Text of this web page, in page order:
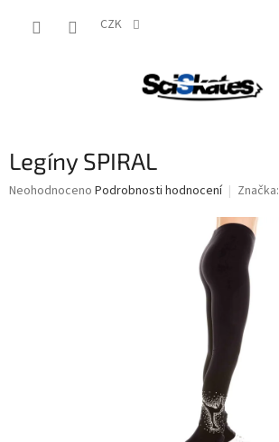
CZK
Legíny SPIRAL
Průměrné
Neohodnoceno Podrobnosti hodnocení Značka: